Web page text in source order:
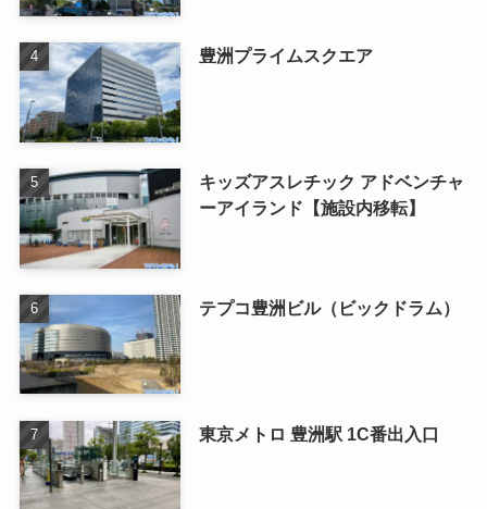
豊洲プライムスクエア
キッズアスレチック アドベンチャ
ーアイランド【施設内移転】
テプコ豊洲ビル（ビックドラム）
東京メトロ 豊洲駅 1C番出入口